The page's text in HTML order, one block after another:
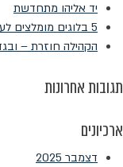
יד אליהו מתחדשת
5 בלוגים מומלצים לעיצוב הבית
הקהילה חוזרת –
תגובות אחרונות
ארכיונים
דצמבר 2025